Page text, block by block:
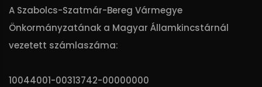
A Szabolcs-Szatmár-Bereg Vármegye
Önkormányzatának a Magyar Államkincstárnál
vezetett számlaszáma:
10044001-00313742-00000000